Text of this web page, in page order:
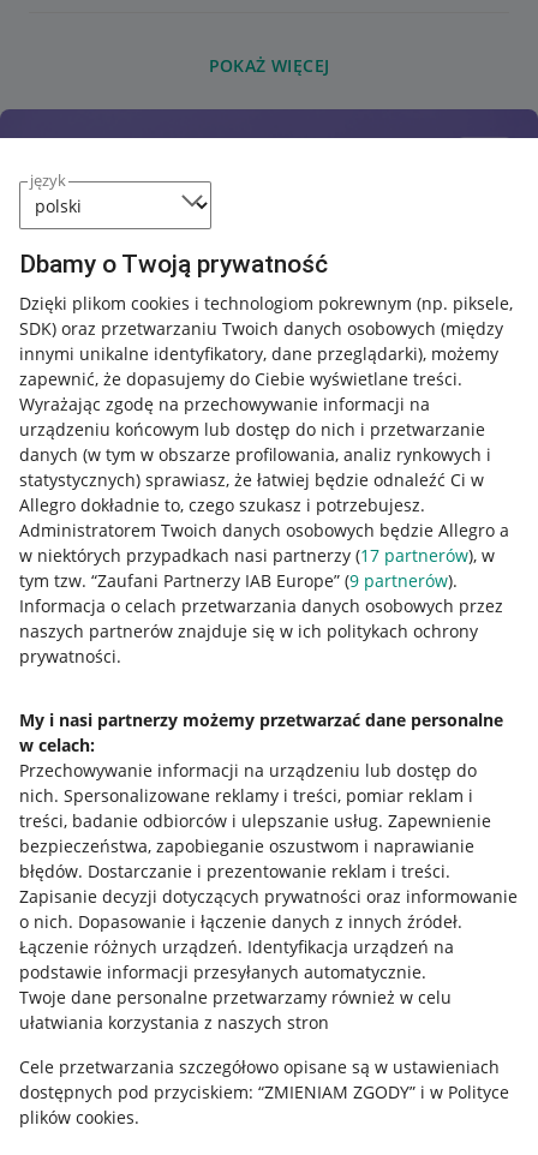
język
Dbamy o Twoją prywatność
Dzięki plikom cookies i technologiom pokrewnym (np. piksele,
SDK) oraz przetwarzaniu Twoich danych osobowych (między
innymi unikalne identyfikatory, dane przeglądarki), możemy
zapewnić, że dopasujemy do Ciebie wyświetlane treści.
Wyrażając zgodę na przechowywanie informacji na
urządzeniu końcowym lub dostęp do nich i przetwarzanie
danych (w tym w obszarze profilowania, analiz rynkowych i
statystycznych) sprawiasz, że łatwiej będzie odnaleźć Ci w
Allegro dokładnie to, czego szukasz i potrzebujesz.
Administratorem Twoich danych osobowych będzie Allegro a
w niektórych przypadkach nasi partnerzy (17 partnerów), w
tym tzw. “Zaufani Partnerzy IAB Europe” (9 partnerów).
Informacja o celach przetwarzania danych osobowych przez
naszych partnerów znajduje się w ich politykach ochrony
prywatności.
My i nasi partnerzy możemy przetwarzać dane personalne
w celach:
Przechowywanie informacji na urządzeniu lub dostęp do
nich. Spersonalizowane reklamy i treści, pomiar reklam i
treści, badanie odbiorców i ulepszanie usług. Zapewnienie
bezpieczeństwa, zapobieganie oszustwom i naprawianie
błędów. Dostarczanie i prezentowanie reklam i treści.
Zapisanie decyzji dotyczących prywatności oraz informowanie
o nich. Dopasowanie i łączenie danych z innych źródeł.
Łączenie różnych urządzeń. Identyfikacja urządzeń na
podstawie informacji przesyłanych automatycznie.
Twoje dane personalne przetwarzamy również w celu
ułatwiania korzystania z naszych stron
Cele przetwarzania szczegółowo opisane są w ustawieniach
dostępnych pod przyciskiem: “ZMIENIAM ZGODY” i w Polityce
plików cookies.
POKAŻ WIĘCEJ
Przydatne informacje
Jak to działa
Allegro Gadane dla sprzedających
Allegro Gadane dla kupujących
Mapa miejscowości
Informacje prawne
Regulamin
Polityka plików "cookies"
Ustawienia plików "cookies"
Udostępnianie lokalizacji
Informacje dla Aktu o Usługach Cyfrowych